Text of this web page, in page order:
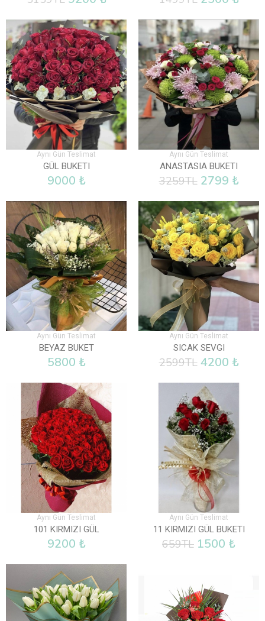
Aynı Gün Teslimat
GÜL BUKETI
9000 ₺
%14
İndirim
Aynı Gün Teslimat
ANASTASIA BUKETI
3259TL 2799 ₺
Aynı Gün Teslimat
BEYAZ BUKET
5800 ₺
Aynı Gün Teslimat
SICAK SEVGI
2599TL 4200 ₺
Aynı Gün Teslimat
101 KIRMIZI GÜL
9200 ₺
Aynı Gün Teslimat
11 KIRMIZI GÜL BUKETI
659TL 1500 ₺